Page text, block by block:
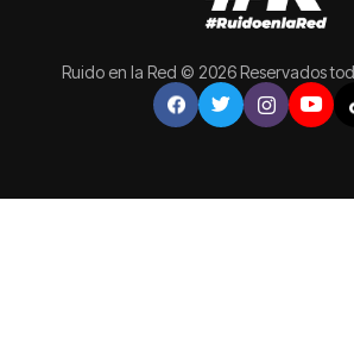
Ruido en la Red © 2026 Reservados